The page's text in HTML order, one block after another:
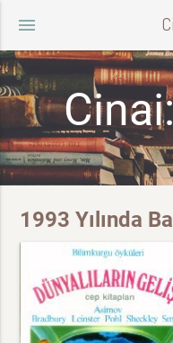
menu
1993 Yılında